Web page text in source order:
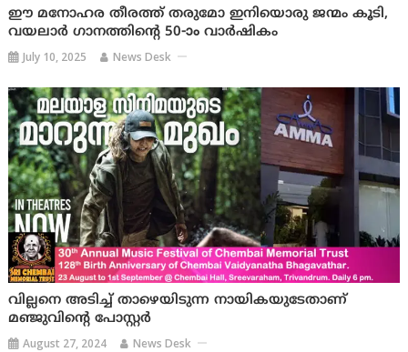
ഈ മനോഹര തീരത്ത് തരുമോ ഇനിയൊരു ജന്മം കൂടി,
വയലാർ ഗാനത്തിൻ്റെ 50-ാം വാർഷികം
July 10, 2025 News Desk
വില്ലനെ അടിച്ച് താഴെയിടുന്ന നായികയുടേതാണ്
മഞ്ജുവിൻ്റെ പോസ്റ്റർ
August 27, 2024 News Desk